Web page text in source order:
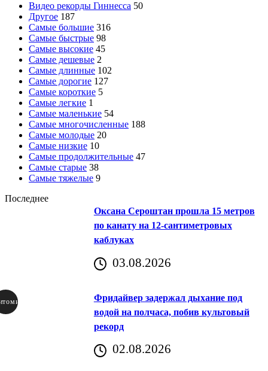
Видео рекорды Гиннесса 50
Другое 187
Самые большие 316
Самые быстрые 98
Самые высокие 45
Самые дешевые 2
Самые длинные 102
Самые дорогие 127
Самые короткие 5
Самые легкие 1
Самые маленькие 54
Самые многочисленные 188
Самые молодые 20
Самые низкие 10
Самые продолжительные 47
Самые старые 38
Самые тяжелые 9
Последнее
Оксана Сероштан прошла 15 метров
по канату на 12-сантиметровых
каблуках
03.08.2026
Фридайвер задержал дыхание под
водой на полчаса, побив культовый
рекорд
02.08.2026